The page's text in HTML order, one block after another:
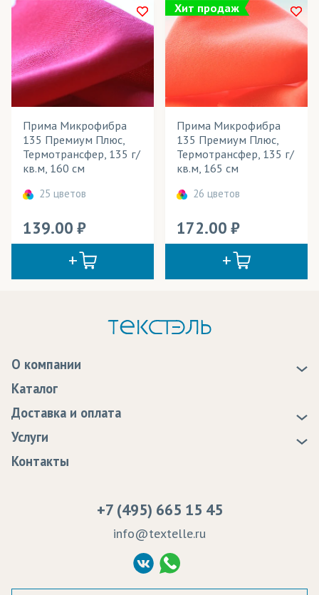
Прима Микрофибра
135 Премиум Плюс,
Термотрансфер, 135 г/
кв.м, 160 см
25 цветов
139.00
Хит продаж
Прима Микрофибра
135 Премиум Плюс,
Термотрансфер, 135 г/
кв.м, 165 см
26 цветов
172.00
О компании
Статьи
Программа лояльности
Сертификаты качества
Судебные решения
Политика Конфиденциальности
Согласие на обработку ПД
Каталог
Доставка и оплата
Доставка
Оплата
Услуги
Образцы
Контакты
+7 (495) 665 15 45
info@textelle.ru